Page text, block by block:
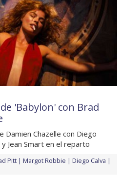
'Babylon' con Brad
Damien Chazelle con Diego
y Jean Smart en el reparto
Pitt Margot Robbie
Diego Calva